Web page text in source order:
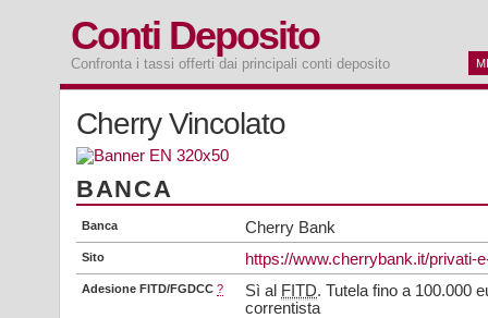
Conti Deposito
Confronta i tassi offerti dai principali conti deposito
Cherry Vincolato
BANCA
Banca Cherry Bank
Sito https://www.cherrybank.it/privati-
Adesione FITD/FGDCC ? Sì al FITD. Tutela fino a 100.000
correntista